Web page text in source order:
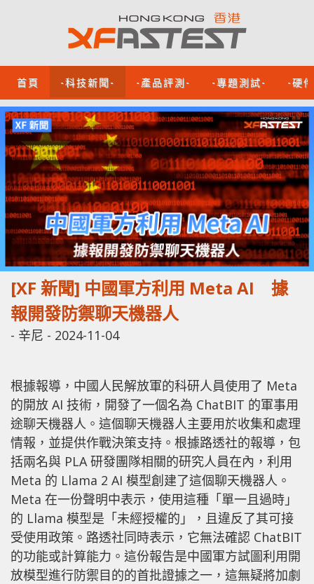
首頁 -科技新聞- -產品評測- -專題測試- -硬
[XF 新聞] 中國軍方利用 Meta AI 據
報開發防禦聊天機器人
- 辛尼 - 2024-11-04
根據報導，中國人民解放軍的科研人員使用了 Meta
的開放 AI 技術，開發了一個名為 ChatBIT 的軍事用
途聊天機器人。這個聊天機器人主要用於收集和處理
情報，並提供作戰決策支持。根據路透社的報導，包
括兩名與 PLA 研發團隊相關的研究人員在內，利用
Meta 的 Llama 2 AI 模型創建了這個聊天機器人。
Meta 在一份聲明中表示，使用這種「單一且過時」
的 Llama 模型是「未經授權的」，且違反了其可接
受使用政策。路透社同時表示，它無法確認 ChatBIT
的功能或計算能力。這份報告是中國軍方試圖利用開
放模型進行防禦目的的首批證據之一，這無疑將加劇